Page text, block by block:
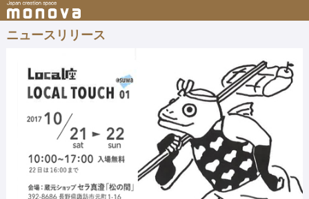
ニュースリリース